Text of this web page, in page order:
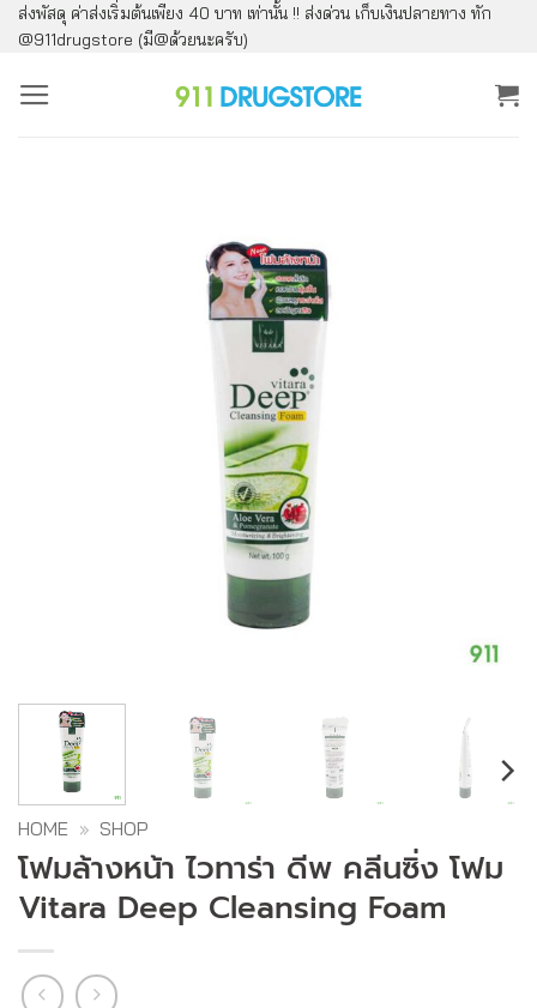
ข้าม
ไป
ยัง
ส่งพัสดุ ค่าส่งเริ่มต้นเพียง 40 บาท เท่านั้น !! ส่งด่วน เก็บเงินปลายทาง ทัก
@911drugstore (มี@ด้วยนะครับ)
HOME » SHOP
โฟมล้างหน้า ไวทาร่า ดีพ คลีนซิ่ง โฟม
Vitara Deep Cleansing Foam